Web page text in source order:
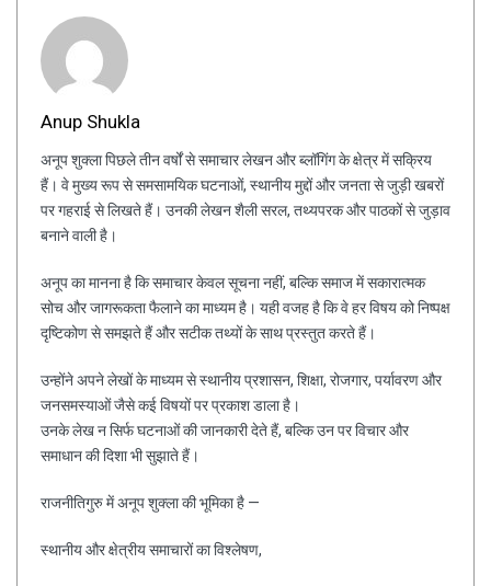
Anup Shukla
अनूप शुक्ला पिछले तीन वर्षों से समाचार लेखन और ब्लॉगिंग के क्षेत्र में सक्रिय
हैं। वे मुख्य रूप से समसामयिक घटनाओं, स्थानीय मुद्दों और जनता से जुड़ी खबरों
पर गहराई से लिखते हैं। उनकी लेखन शैली सरल, तथ्यपरक और पाठकों से जुड़ाव
बनाने वाली है।
अनूप का मानना है कि समाचार केवल सूचना नहीं, बल्कि समाज में सकारात्मक
सोच और जागरूकता फैलाने का माध्यम है। यही वजह है कि वे हर विषय को निष्पक्ष
दृष्टिकोण से समझते हैं और सटीक तथ्यों के साथ प्रस्तुत करते हैं।
उन्होंने अपने लेखों के माध्यम से स्थानीय प्रशासन, शिक्षा, रोजगार, पर्यावरण और
जनसमस्याओं जैसे कई विषयों पर प्रकाश डाला है।
उनके लेख न सिर्फ घटनाओं की जानकारी देते हैं, बल्कि उन पर विचार और
समाधान की दिशा भी सुझाते हैं।
राजनीतिगुरु में अनूप शुक्ला की भूमिका है —
स्थानीय और क्षेत्रीय समाचारों का विश्लेषण,